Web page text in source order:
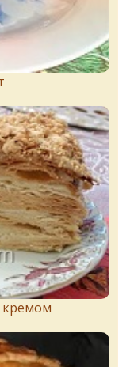
кремом